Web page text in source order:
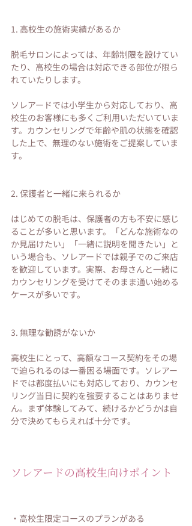
1. 高校生の施術実績があるか
脱毛サロンによっては、年齢制限を設けてい
たり、高校生の場合は対応できる部位が限ら
れていたりします。
ソレアードでは小学生から対応しており、高
校生のお客様にも多くご利用いただいていま
す。カウンセリングで年齢や肌の状態を確認
した上で、無理のない施術をご提案していま
す。
2. 保護者と一緒に来られるか
はじめての脱毛は、保護者の方も不安に感じ
ることが多いと思います。「どんな施術なの
か見届けたい」「一緒に説明を聞きたい」と
いう場合も、ソレアードでは親子でのご来店
を歓迎しています。実際、お母さんと一緒に
カウンセリングを受けてそのまま通い始める
ケースが多いです。
3. 無理な勧誘がないか
高校生にとって、高額なコース契約をその場
で迫られるのは一番困る場面です。ソレアー
ドでは都度払いにも対応しており、カウンセ
リング当日に契約を強要することはありませ
ん。まず体験してみて、続けるかどうかは自
分で決めてもらえれば十分です。
ソレアードの高校生向けポイント
・高校生限定コースのプランがある